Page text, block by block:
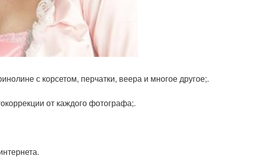
с корсетом, перчатки, веера и многое другое;.
от каждого фотографа;.